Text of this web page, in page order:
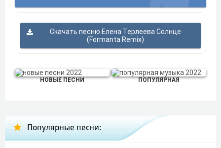
Скачать песню Елена Терлеева Солнце
(Formanta Remix)
НОВЫЕ ПЕСНИ ПОПУЛЯРНАЯ
Популярные песни: